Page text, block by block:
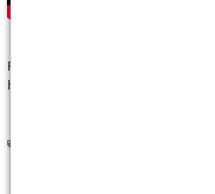
FB粉絲團：
https://www.facebook.com/ntu999/